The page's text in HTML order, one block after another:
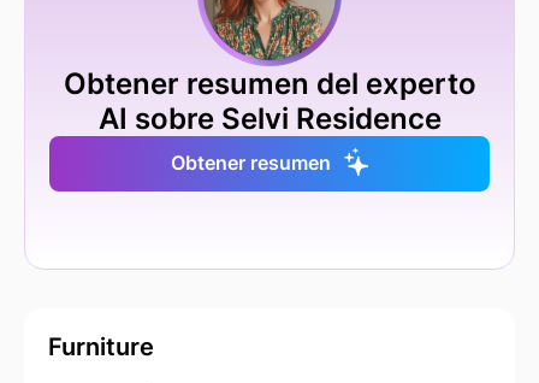
Obtener resumen del experto
AI sobre Selvi Residence
Obtener resumen
Furniture